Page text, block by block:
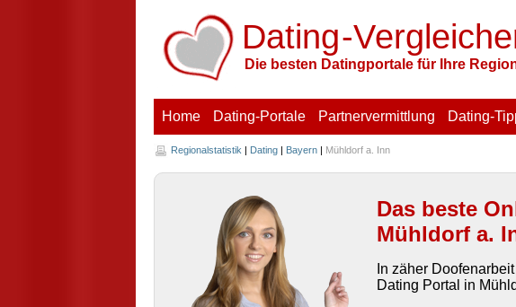
Dating-V
Die besten Datingportale für Ihre
Home Dating-Portale Partnervermittlung Dating-
Regionalstatistik | Dating | Bayern | Mühldorf a. Inn
Das beste
Mühldorf a.
In zäher
Dating Portal in